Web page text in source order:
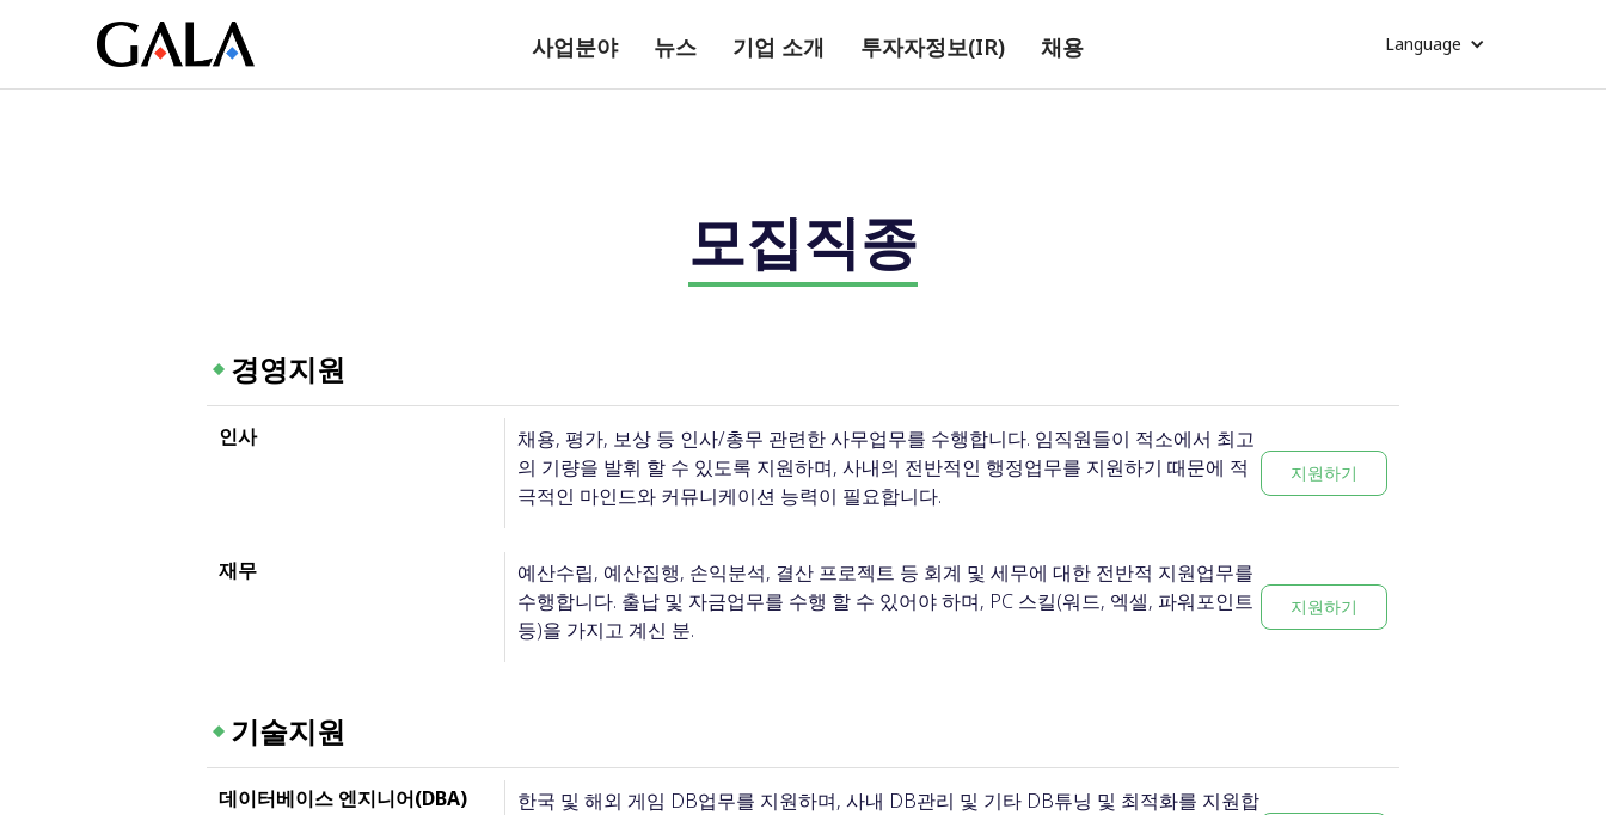
사업분야 뉴스 기업 소개 투자자정보(IR) 채용 Language
모집직종
경영지원
인사
채용, 평가, 보상 등 인사/총무 관련한 사무업무를 수행합니다. 임직원들이 적소에서 최고
의 기량을 발휘 할 수 있도록 지원하며, 사내의 전반적인 행정업무를 지원하기 때문에 적
극적인 마인드와 커뮤니케이션 능력이 필요합니다.
지원하기
재무
예산수립, 예산집행, 손익분석, 결산 프로젝트 등 회계 및 세무에 대한 전반적 지원업무를
수행합니다. 출납 및 자금업무를 수행 할 수 있어야 하며, PC 스킬(워드, 엑셀, 파워포인트
등)을 가지고 계신 분.
지원하기
기술지원
데이터베이스 엔지니어(DBA)
한국 및 해외 게임 DB업무를 지원하며, 사내 DB관리 및 기타 DB튜닝 및 최적화를 지원합